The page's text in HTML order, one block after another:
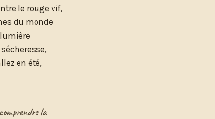
le rouge vif,
du monde
en été,
la